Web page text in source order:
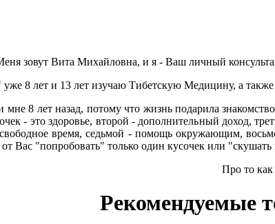
зовут Вита Михайловна, и я - Ваш личный
8 лет и 13 лет изучаю Тибетскую Медицину, а
мне 8 лет назад, потому что жизнь подарила
- это здоровье, второй - дополнительный доход,
время, седьмой - помощь окружающим,
от Вас "попробовать" только один кусочек или
Про то
Рекомендуемые